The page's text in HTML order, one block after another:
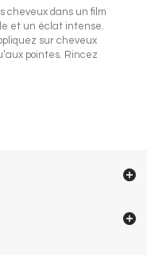
cheveux dans un film
et un éclat intense.
sur cheveux
pointes. Rincez